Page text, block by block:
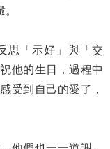
思「示好」與「交
他的生日，過程中
受到自己的愛了，